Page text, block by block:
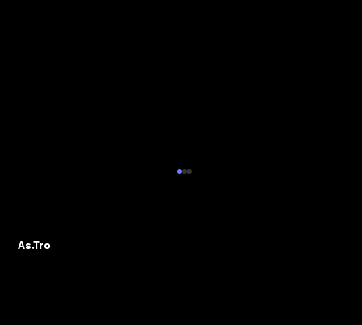
Determinazione Direttoriale di ADM, con la
As.Tro